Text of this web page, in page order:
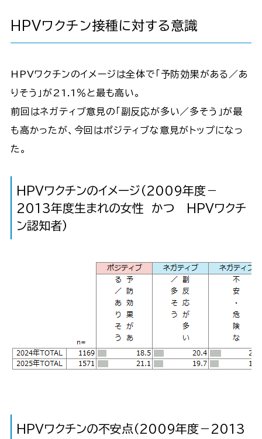
HPVワクチン接種に対する意識
HPVワクチンのイメージは全体で「予防効果がある／あ
りそう」が21.1％と最も高い。
前回はネガティブ意見の「副反応が多い／多そう」が最
も高かったが、今回はポジティブな意見がトップになっ
た。
HPVワクチンのイメージ（2009年度－
2013年度生まれの女性 かつ HPVワクチ
ン認知者）
HPVワクチンの不安点（2009年度－2013